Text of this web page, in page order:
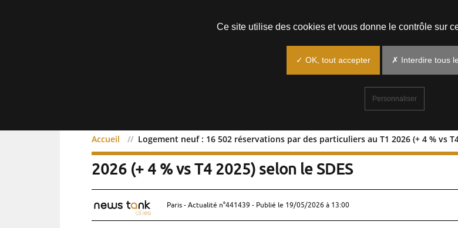
Accueil Logement neuf : 16 502 réservations par des particuliers au T1 2026 (+ 4 % vs
Logement neuf : 16 502 réservations par des
2026 (+ 4 % vs T4 2025) selon le SDES
Paris - Actualité n°441439 - Publié le 19/05/2026 à 13:00
Ce site utilise des cookies et vous donne le contrôle sur
✓ OK, tout accepter ✗ Interdire tous
Personnaliser